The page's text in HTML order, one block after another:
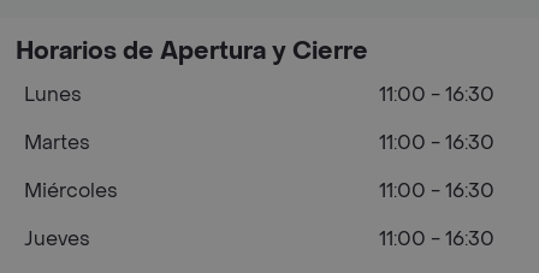
Horarios de Apertura y Cierre
Lunes
11:00 - 16:30
Martes
11:00 - 16:30
Miércoles
11:00 - 16:30
Jueves
11:00 - 16:30